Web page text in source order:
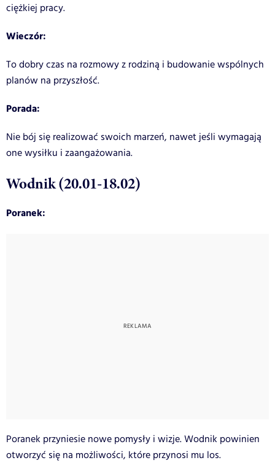
ciężkiej pracy.
Wieczór:
To dobry czas na rozmowy z rodziną i budowanie wspólnych
planów na przyszłość.
Porada:
Nie bój się realizować swoich marzeń, nawet jeśli wymagają
one wysiłku i zaangażowania.
Wodnik (20.01-18.02)
Poranek:
Poranek przyniesie nowe pomysły i wizje. Wodnik powinien
otworzyć się na możliwości, które przynosi mu los.